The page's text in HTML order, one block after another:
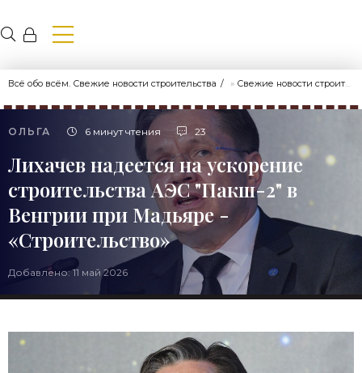
Всё обо всём. Свежие новости строительства » Свежие новости строительства
ОЛЬГА 6 минут чтения 23
Лихачев надеется на ускорение
строительства АЭС "Пакш-2" в
Венгрии при Мадьяре -
«Строительство»
Добавлено: 11 май 2026